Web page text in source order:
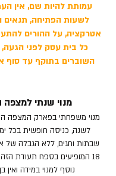
עמותת להיות שם, אין
לשעות הפתיחה, תנאים
אטרקציה, על ההורים
כל בית עסק לפני
השוברים בתוקף עד סוף
מנוי שנתי למצפה
מנוי משפחתי בפארק המצפה
לשנה, כניסה חופשית בכל
שבתות וחגים, ללא הגבלה של
18 המופיעים בספח תעודת
נוסף למנוי במידה ואין